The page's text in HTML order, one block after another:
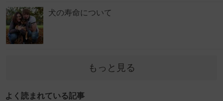
犬の寿命について
もっと見る
よく読まれている記事